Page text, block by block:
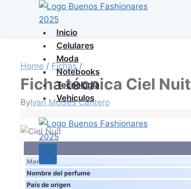
Inicio
Celulares
Moda
Notebooks
Tecnología
Vehículos
Home / Fichas /
Ficha técnica Ciel Nuit
ByIvan Moises Cantero
Marca
Nombre del perfume
País de origen